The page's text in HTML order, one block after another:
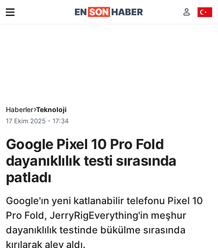
Haberler Teknoloji
17 Ekim 2025 - 17:34
Google Pixel 10 Pro Fold
dayanıklılık testi sırasında
patladı
Google'ın yeni katlanabilir telefonu Pixel 10
Pro Fold, JerryRigEverything'in meşhur
dayanıklılık testinde bükülme sırasında
kırılarak alev aldı.